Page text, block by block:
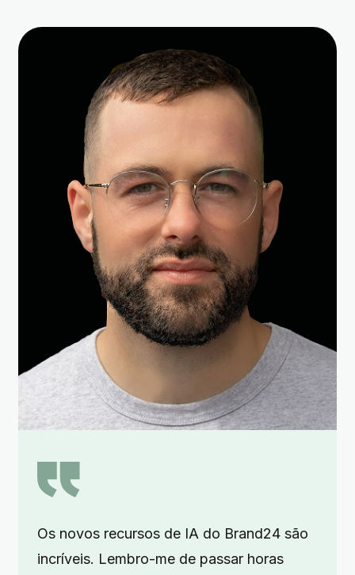
Os novos recursos de IA do Brand24 são
incríveis. Lembro-me de passar horas